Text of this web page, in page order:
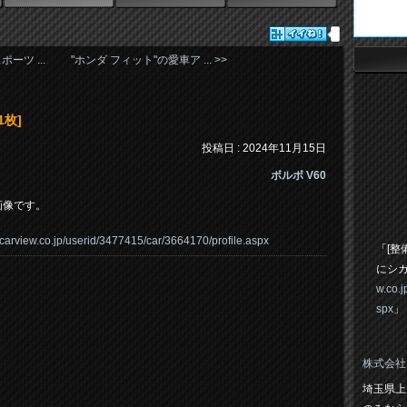
ーツ ... "ホンダ フィット"の愛車ア ... >>
枚]
投稿日 : 2024年11月15日
ボルボ V60
です。
userid/3477415/car/3664170/profile.aspx
「[
にシ
spx 」
株式会
埼玉県